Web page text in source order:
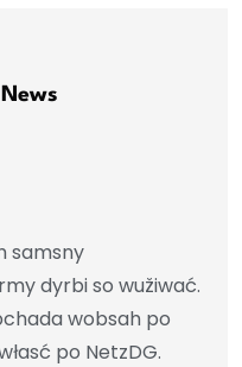
samsny
dyrbi so wužiwać.
wobsah po
po NetzDG.